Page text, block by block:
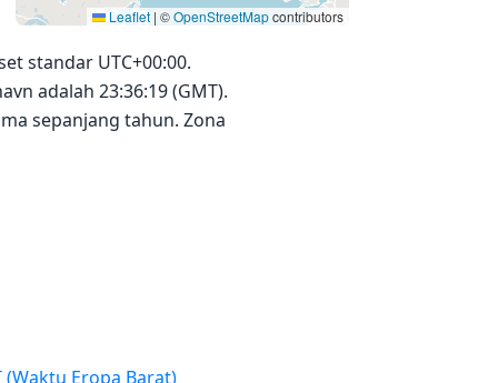
Leaflet | ©OpenStreetMapcontributors
standar UTC+00:00.
adalah 23:36:19 (GMT).
sepanjang tahun. Zona
WET (Waktu Eropa Barat)